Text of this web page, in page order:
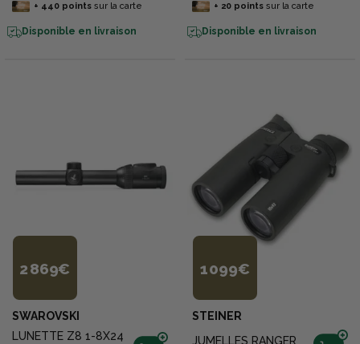
+ 440pointssur la carte
Disponible en livraison
+ 20pointssur la carte
Disponible en livraison
2 869€
SWAROVSKI
LUNETTE Z8 1-8X24
1 099€
STEINER
JUMELLES RANGER